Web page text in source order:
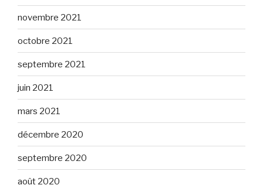
novembre 2021
octobre 2021
septembre 2021
juin 2021
mars 2021
décembre 2020
septembre 2020
août 2020